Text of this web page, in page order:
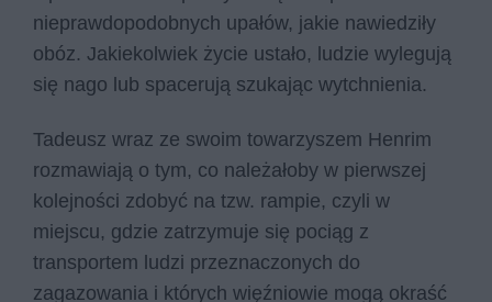
nieprawdopodobnych upałów, jakie nawiedziły
obóz. Jakiekolwiek życie ustało, ludzie wylegują
się nago lub spacerują szukając wytchnienia.
Tadeusz wraz ze swoim towarzyszem Henrim
rozmawiają o tym, co należałoby w pierwszej
kolejności zdobyć na tzw. rampie, czyli w
miejscu, gdzie zatrzymuje się pociąg z
transportem ludzi przeznaczonych do
zagazowania i których więźniowie mogą okraść